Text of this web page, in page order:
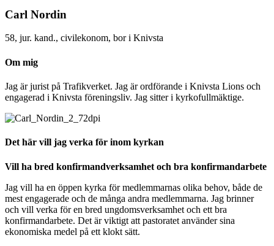
Carl Nordin
58, jur. kand., civilekonom, bor i Knivsta
Om mig
Jag är jurist på Trafikverket. Jag är ordförande i Knivsta Lions och
engagerad i Knivsta föreningsliv. Jag sitter i kyrkofullmäktige.
Det här vill jag verka för inom kyrkan
Vill ha bred konfirmandverksamhet och bra konfirmandarbete
Jag vill ha en öppen kyrka för medlemmarnas olika behov, både de
mest engagerade och de många andra medlemmarna. Jag brinner
och vill verka för en bred ungdomsverksamhet och ett bra
konfirmandarbete. Det är viktigt att pastoratet använder sina
ekonomiska medel på ett klokt sätt.